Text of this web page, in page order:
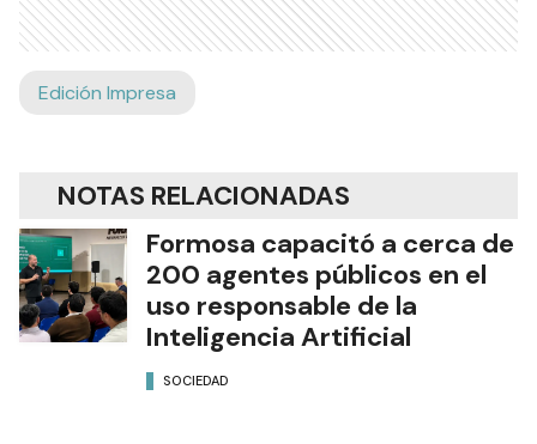
Edición Impresa
NOTAS RELACIONADAS
Formosa capacitó a cerca de
200 agentes públicos en el
uso responsable de la
Inteligencia Artificial
SOCIEDAD